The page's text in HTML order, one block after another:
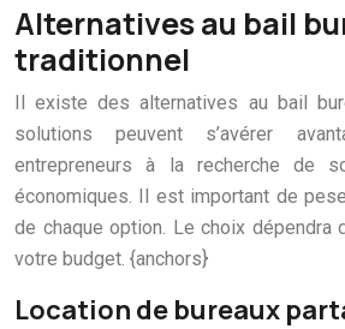
Alternatives au bail
traditionnel
Il existe des alternatives au bail
solutions peuvent s’avérer
entrepreneurs à la recherche de
économiques. Il est important de
de chaque option. Le choix
votre budget. {anchors}
Location de bureaux